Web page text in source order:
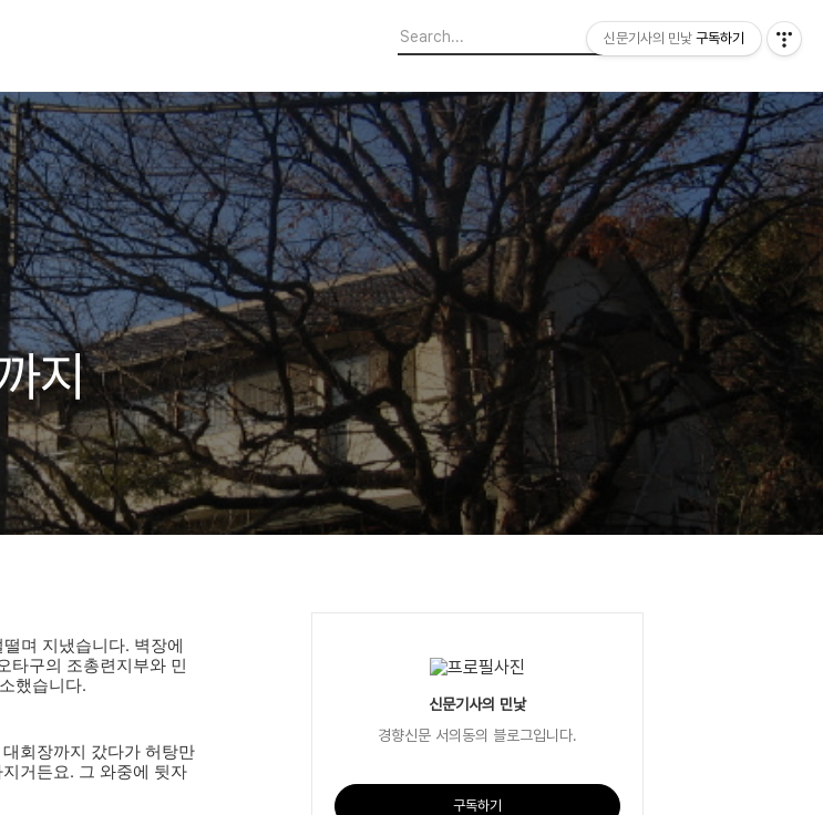
지
며 지냈습니다. 벽장에
타구의 조총련지부와 민
했습니다.
회장까지 갔다가 허탕만
거든요. 그 와중에 뒷자
신문기사의 민낯
경향신문 서의동의 블로그입니다.
구독하기
신문기사의 민낯 구독하기